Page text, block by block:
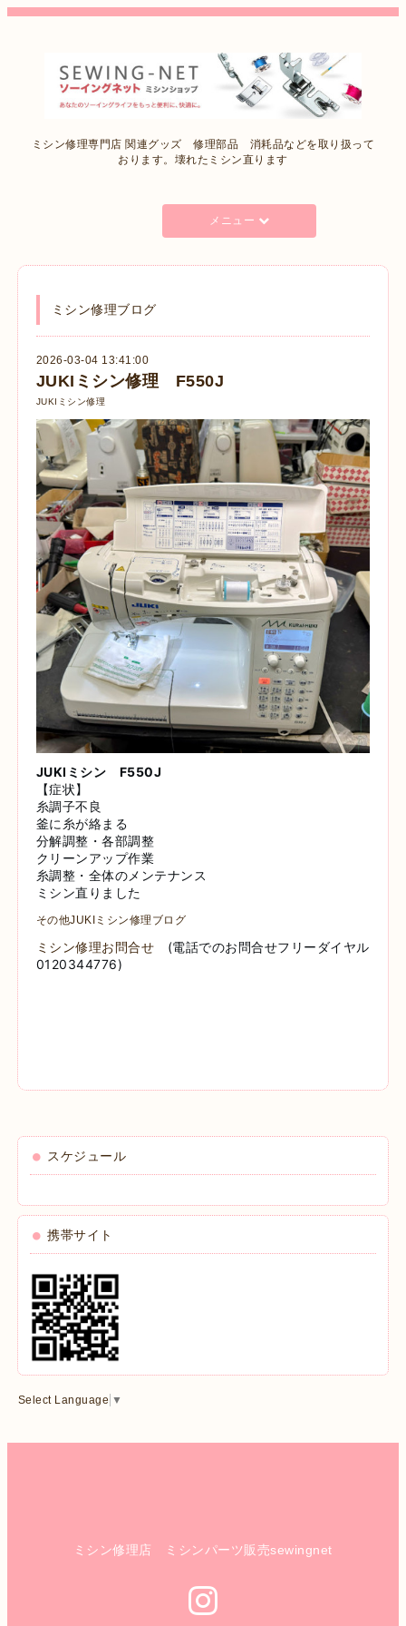
ミシン修理専門店 関連グッズ 修理部品 消耗品などを取り扱って
おります。壊れたミシン直ります
メニュー
ミシン修理ブログ
2026-03-04 13:41:00
JUKIミシン修理 F550J
JUKIミシン修理
JUKIミシン F550J
【症状】
糸調子不良
釜に糸が絡まる
分解調整・各部調整
クリーンアップ作業
糸調整・全体のメンテナンス
ミシン直りました
その他JUKIミシン修理ブログ
ミシン修理お問合せ
(電話でのお問合せフリーダイヤル
0120344776)
スケジュール
携帯サイト
Select Language ▼
ミシン修理店 ミシンパーツ販売sewingnet